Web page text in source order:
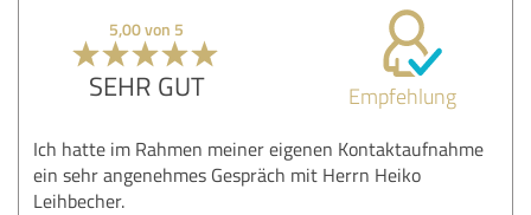
5,00 von 5
SEHR GUT Empfehlung
Ich hatte im Rahmen meiner eigenen Kontaktaufnahme
ein sehr angenehmes Gespräch mit Herrn Heiko
Leihbecher.